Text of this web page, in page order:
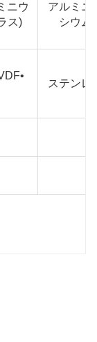
ニウ
ス)
アルミニ
シウム
ステンレ